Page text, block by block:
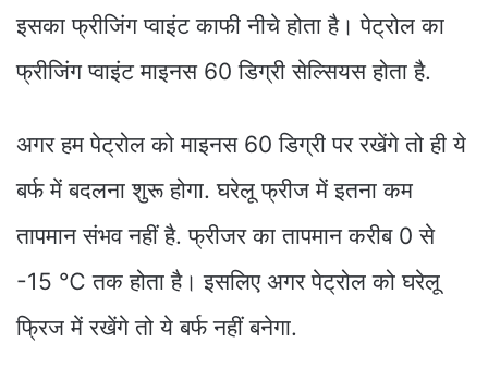
इसका फ्रीजिंग प्वाइंट काफी नीचे होता है। पेट्रोल का
फ्रीजिंग प्वाइंट माइनस 60 डिग्री सेल्सियस होता है.
अगर हम पेट्रोल को माइनस 60 डिग्री पर रखेंगे तो ही ये
बर्फ में बदलना शुरू होगा. घरेलू फ्रीज में इतना कम
तापमान संभव नहीं है. फ्रीजर का तापमान करीब 0 से
-15 ℃ तक होता है। इसलिए अगर पेट्रोल को घरेलू
फ्रिज में रखेंगे तो ये बर्फ नहीं बनेगा.